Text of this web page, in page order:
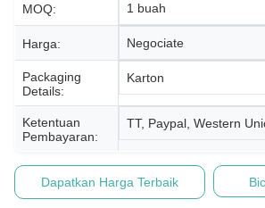
MOQ: 1 buah
Harga: Negociate
Packaging
Details:
Karton
Ketentuan
Pembayaran:
TT, Paypal, Western
Dapatkan Harga Terbaik